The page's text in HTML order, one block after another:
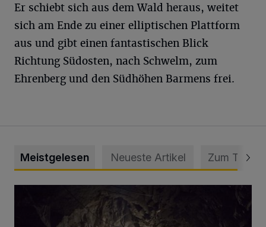
Er schiebt sich aus dem Wald heraus, weitet
sich am Ende zu einer elliptischen Plattform
aus und gibt einen fantastischen Blick
Richtung Südosten, nach Schwelm, zum
Ehrenberg und den Südhöhen Barmens frei.
Meistgelesen Neueste Artikel Zum Thema